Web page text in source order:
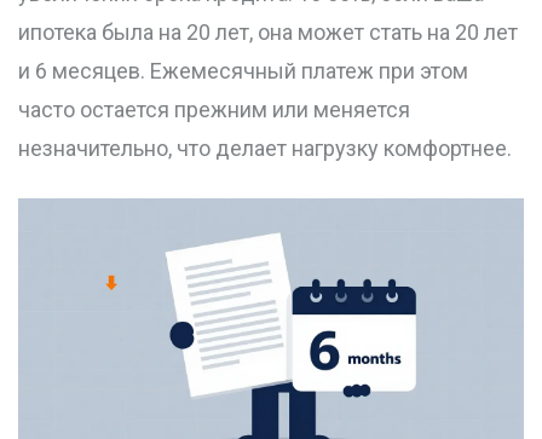
ипотека была на 20 лет, она может стать на 20 лет
и 6 месяцев. Ежемесячный платеж при этом
часто остается прежним или меняется
незначительно, что делает нагрузку комфортнее.